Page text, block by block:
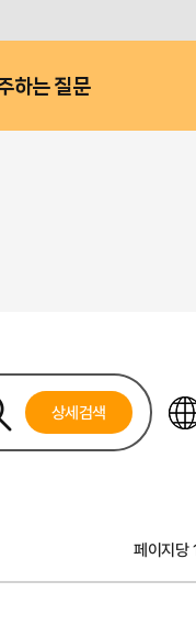
하는 질문
상세검색